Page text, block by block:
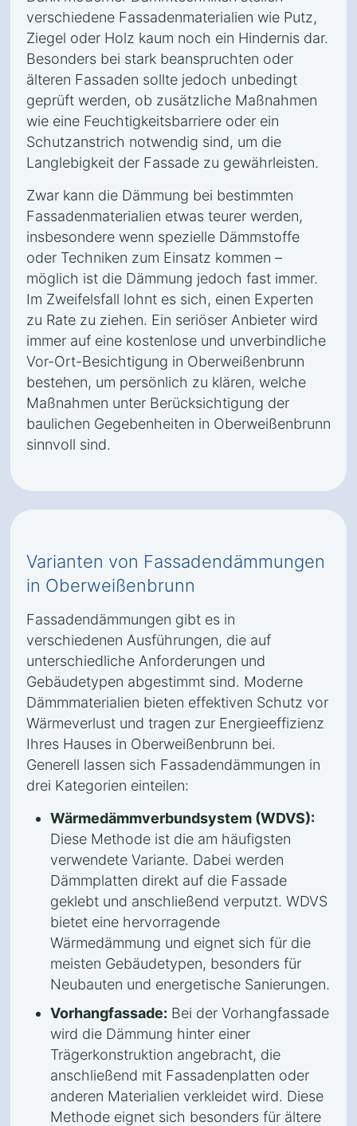
verschiedene Fassadenmaterialien wie Putz,
Ziegel oder Holz kaum noch ein Hindernis dar.
Besonders bei stark beanspruchten oder
älteren Fassaden sollte jedoch unbedingt
geprüft werden, ob zusätzliche Maßnahmen
wie eine Feuchtigkeitsbarriere oder ein
Schutzanstrich notwendig sind, um die
Langlebigkeit der Fassade zu gewährleisten.
Zwar kann die Dämmung bei bestimmten
Fassadenmaterialien etwas teurer werden,
insbesondere wenn spezielle Dämmstoffe
oder Techniken zum Einsatz kommen –
möglich ist die Dämmung jedoch fast immer.
Im Zweifelsfall lohnt es sich, einen Experten
zu Rate zu ziehen. Ein seriöser Anbieter wird
immer auf eine kostenlose und unverbindliche
Vor-Ort-Besichtigung in Oberweißenbrunn
bestehen, um persönlich zu klären, welche
Maßnahmen unter Berücksichtigung der
baulichen Gegebenheiten in Oberweißenbrunn
sinnvoll sind.
Varianten von Fassadendämmungen
in Oberweißenbrunn
Fassadendämmungen gibt es in
verschiedenen Ausführungen, die auf
unterschiedliche Anforderungen und
Gebäudetypen abgestimmt sind. Moderne
Dämmmaterialien bieten effektiven Schutz vor
Wärmeverlust und tragen zur Energieeffizienz
Ihres Hauses in Oberweißenbrunn bei.
Generell lassen sich Fassadendämmungen in
drei Kategorien einteilen:
Wärmedämmverbundsystem (WDVS):
Diese Methode ist die am häufigsten
verwendete Variante. Dabei werden
Dämmplatten direkt auf die Fassade
geklebt und anschließend verputzt. WDVS
bietet eine hervorragende
Wärmedämmung und eignet sich für die
meisten Gebäudetypen, besonders für
Neubauten und energetische Sanierungen.
Vorhangfassade: Bei der Vorhangfassade
wird die Dämmung hinter einer
Trägerkonstruktion angebracht, die
anschließend mit Fassadenplatten oder
anderen Materialien verkleidet wird. Diese
Methode eignet sich besonders für ältere